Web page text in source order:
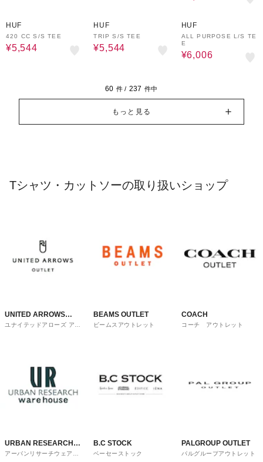
HUF
420 CC S/S TEE
¥5,544
HUF
TRIP S/S TEE
¥5,544
HUF
ALL PURPOSE L/S TE
E
¥6,006
60 件 / 237 件中
もっと見る
Tシャツ・カットソーの取り扱いショップ
UNITED ARROWS
OUTLET
ユナイテッドアローズ アウ
BEAMS OUTLET
ビームスアウトレット
COACH
コーチ アウトレット
URBAN RESEARCH
ware house
アーバンリサーチウェアハ
B.C STOCK
ベーセーストック
PALGROUP OUTLET
パルグループアウトレット